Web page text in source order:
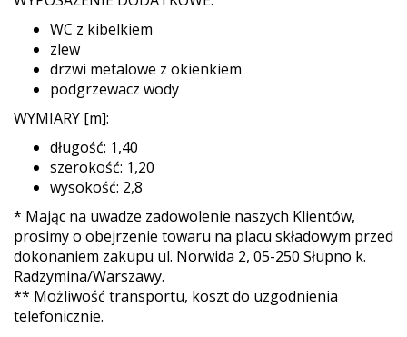
WC z kibelkiem
zlew
drzwi metalowe z okienkiem
podgrzewacz wody
WYMIARY [m]:
długość: 1,40
szerokość: 1,20
wysokość: 2,8
* Mając na uwadze zadowolenie naszych Klientów,
prosimy o obejrzenie towaru na placu składowym przed
dokonaniem zakupu ul. Norwida 2, 05-250 Słupno k.
Radzymina/Warszawy.
** Możliwość transportu, koszt do uzgodnienia
telefonicznie.